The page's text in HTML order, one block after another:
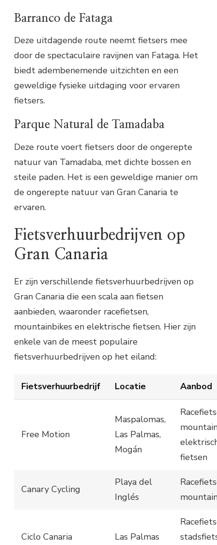
Barranco de Fataga
Deze uitdagende route neemt fietsers mee
door de spectaculaire ravijnen van Fataga. Het
biedt adembenemende uitzichten en een
geweldige fysieke uitdaging voor ervaren
fietsers.
Parque Natural de Tamadaba
Deze route voert fietsers door de ongerepte
natuur van Tamadaba, met dichte bossen en
steile paden. Het is een geweldige manier om
de ongerepte natuur van Gran Canaria te
ervaren.
Fietsverhuurbedrijven op
Gran Canaria
Er zijn verschillende fietsverhuurbedrijven op
Gran Canaria die een scala aan fietsen
aanbieden, waaronder racefietsen,
mountainbikes en elektrische fietsen. Hier zijn
enkele van de meest populaire
fietsverhuurbedrijven op het eiland:
Fietsverhuurbedrijf Locatie Aanbod
Free Motion
Maspalomas,
Las Palmas,
Mogán
fietsen
Canary Cycling
Playa del
Inglés
Ciclo Canaria Las Palmas